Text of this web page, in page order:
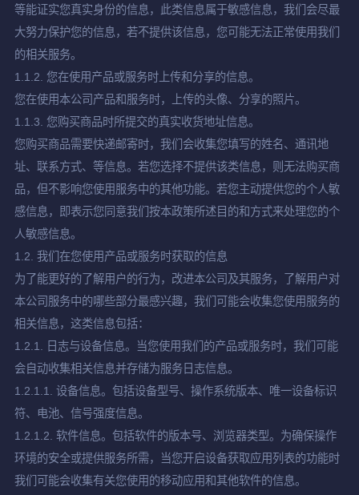
等能证实您真实身份的信息，此类信息属于敏感信息，我们会尽最
大努力保护您的信息，若不提供该信息，您可能无法正常使用我们
的相关服务。
1.1.2. 您在使用产品或服务时上传和分享的信息。
您在使用本公司产品和服务时，上传的头像、分享的照片。
1.1.3. 您购买商品时所提交的真实收货地址信息。
您购买商品需要快递邮寄时，我们会收集您填写的姓名、通讯地
址、联系方式、等信息。若您选择不提供该类信息，则无法购买商
品，但不影响您使用服务中的其他功能。若您主动提供您的个人敏
感信息，即表示您同意我们按本政策所述目的和方式来处理您的个
人敏感信息。
1.2. 我们在您使用产品或服务时获取的信息
为了能更好的了解用户的行为，改进本公司及其服务，了解用户对
本公司服务中的哪些部分最感兴趣，我们可能会收集您使用服务的
相关信息，这类信息包括：
1.2.1. 日志与设备信息。当您使用我们的产品或服务时，我们可能
会自动收集相关信息并存储为服务日志信息。
1.2.1.1. 设备信息。包括设备型号、操作系统版本、唯一设备标识
符、电池、信号强度信息。
1.2.1.2. 软件信息。包括软件的版本号、浏览器类型。为确保操作
环境的安全或提供服务所需，当您开启设备获取应用列表的功能时
我们可能会收集有关您使用的移动应用和其他软件的信息。